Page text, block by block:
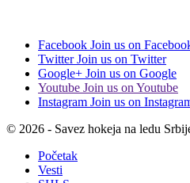
Facebook Join us on
Twitter Join us on Twitter
Google+ Join us on Google
Youtube Join us on Youtube
Instagram Join us on
© 2026 - Savez hokeja na ledu
Početak
Vesti